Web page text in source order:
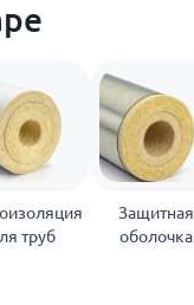
труб
Защитная
оболочка